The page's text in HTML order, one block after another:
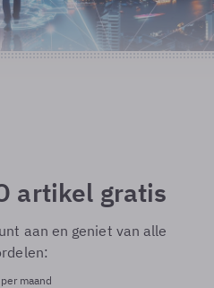
artikel gratis
aan en geniet van alle
maand